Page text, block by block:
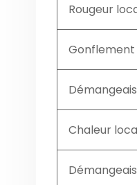
Rougeur
Gonflement
Chaleur